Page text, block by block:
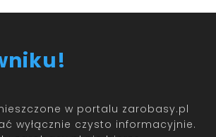
w portalu zarobasy.pl
wyłącznie czysto informacyjnie.